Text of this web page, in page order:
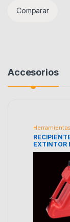
Comparar
Accesorios
Herramientas
EXTINTOR